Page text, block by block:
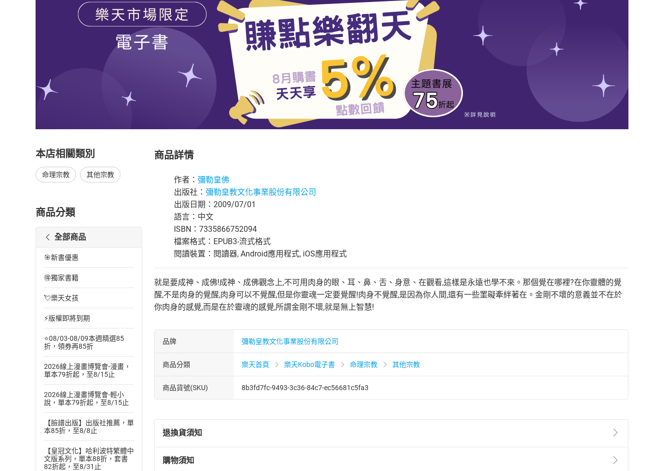
本店相關類別
命理宗教 其他宗教
商品分類
全部商品
🎯新書優惠
🉐獨家書籍
💘樂天女孩
⚡版權即將到期
⭐08/03-08/09本週精選85
折，領券再85折
2026線上漫畫博覽會-漫畫，
單本79折起，至8/15止
2026線上漫畫博覽會-輕小
說，單本79折起，至8/15止
【臉譜出版】出版社推薦，單
本85折，至8/8止
【皇冠文化】哈利波特繁體中
文版系列，單本88折，套書
82折起，至8/31止
商品詳情
作者： 彌勒皇佛
出版社： 彌勒皇教文化事業股份有限公司
出版日期：2009/07/01
語言：中文
ISBN：7335866752094
檔案格式：EPUB3-流式格式
閱讀裝置：閱讀器, Android應用程式, iOS應用程式
就是要成神、成佛!成神、成佛觀念上,不可用肉身的眼、耳、鼻、舌、身意、在觀看,這樣是永遠也學不來。那個覺在哪裡?在你靈體的覺
醒,不是肉身的覺醒,肉身可以不覺醒,但是你靈魂一定要覺醒!肉身不覺醒,是因為你人間,還有一些罣礙牽絆著在。金剛不壞的意義並不在於
你肉身的感覺,而是在於靈魂的感覺,所謂金剛不壞,就是無上智慧!
品牌 彌勒皇教文化事業股份有限公司
商品分類 樂天首頁 樂天Kobo電子書 命理宗教 其他宗教
商品貨號(SKU) 8b3fd7fc-9493-3c36-84c7-ec56681c5fa3
退換貨須知
退換貨規定：
購物須知